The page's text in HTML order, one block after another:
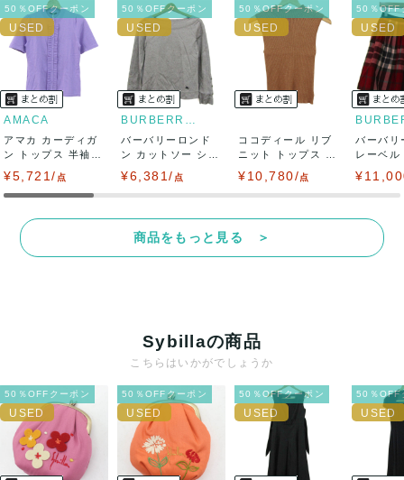
50％OFFクーポン
AMACA
アマカ カーディガ
ン トップス 半袖
¥5,721/ 点
50％OFFクーポン
BURBERRY LONDON
バーバリーロンド
ン カットソー シャ
¥6,381/ 点
50％OFFクーポン
ココディール リブ
ニット トップス ノ
¥10,780/点
50％OFF
バーバリ
レーベル
商品をもっと見る ＞
Sybillaの商品
こちらはいかがでしょうか
50％OFFクーポン 50％OFFクーポン 50％OFFクーポン 50％OFF